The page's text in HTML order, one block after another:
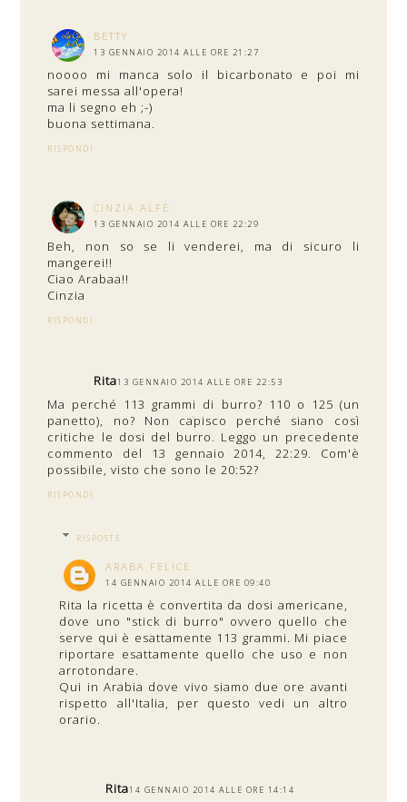
BETTY
13 GENNAIO 2014 ALLE ORE 21:27
noooo mi manca solo il bicarbonato e poi mi
sarei messa all'opera!
ma li segno eh ;-)
buona settimana.
RISPONDI
CINZIA ALFÈ
13 GENNAIO 2014 ALLE ORE 22:29
Beh, non so se li venderei, ma di sicuro li
mangerei!!
Ciao Arabaa!!
Cinzia
RISPONDI
Rita13 GENNAIO 2014 ALLE ORE 22:53
Ma perché 113 grammi di burro? 110 o 125 (un
panetto), no? Non capisco perché siano così
critiche le dosi del burro. Leggo un precedente
commento del 13 gennaio 2014, 22:29. Com'è
possibile, visto che sono le 20:52?
RISPONDI
RISPOSTE
ARABA FELICE
14 GENNAIO 2014 ALLE ORE 09:40
Rita la ricetta è convertita da dosi americane,
dove uno "stick di burro" ovvero quello che
serve qui è esattamente 113 grammi. Mi piace
riportare esattamente quello che uso e non
arrotondare.
Qui in Arabia dove vivo siamo due ore avanti
rispetto all'Italia, per questo vedi un altro
orario.
Rita14 GENNAIO 2014 ALLE ORE 14:14